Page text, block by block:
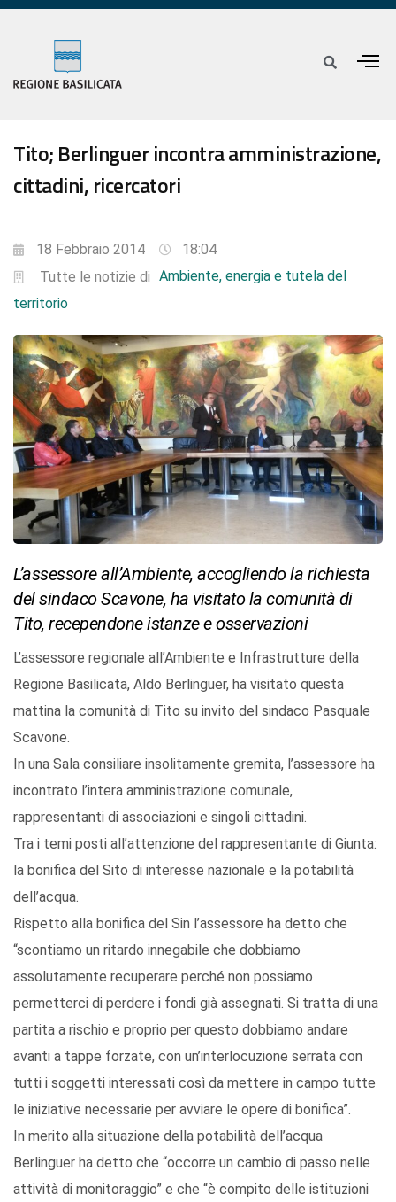
Tito; Berlinguer incontra amministrazione,
cittadini, ricercatori
18 Febbraio 2014
18:04
Tutte le notizie di Ambiente, energia e tutela del
territorio
L’assessore all’Ambiente, accogliendo la richiesta
del sindaco Scavone, ha visitato la comunità di
Tito, recependone istanze e osservazioni
L’assessore regionale all’Ambiente e Infrastrutture della
Regione Basilicata, Aldo Berlinguer, ha visitato questa
mattina la comunità di Tito su invito del sindaco Pasquale
Scavone.
In una Sala consiliare insolitamente gremita, l’assessore ha
incontrato l’intera amministrazione comunale,
rappresentanti di associazioni e singoli cittadini.
Tra i temi posti all’attenzione del rappresentante di Giunta:
la bonifica del Sito di interesse nazionale e la potabilità
dell’acqua.
Rispetto alla bonifica del Sin l’assessore ha detto che
“scontiamo un ritardo innegabile che dobbiamo
assolutamente recuperare perché non possiamo
permetterci di perdere i fondi già assegnati. Si tratta di una
partita a rischio e proprio per questo dobbiamo andare
avanti a tappe forzate, con un’interlocuzione serrata con
tutti i soggetti interessati così da mettere in campo tutte
le iniziative necessarie per avviare le opere di bonifica”.
In merito alla situazione della potabilità dell’acqua
Berlinguer ha detto che “occorre un cambio di passo nelle
attività di monitoraggio” e che “è compito delle istituzioni